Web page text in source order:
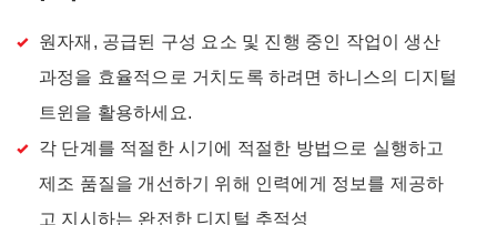
원자재, 공급된 구성 요소 및 진행 중인 작업이 생산
과정을 효율적으로 거치도록 하려면 하니스의 디지털
트윈을 활용하세요.
각 단계를 적절한 시기에 적절한 방법으로 실행하고
제조 품질을 개선하기 위해 인력에게 정보를 제공하
고 지시하는 완전한 디지털 추적성